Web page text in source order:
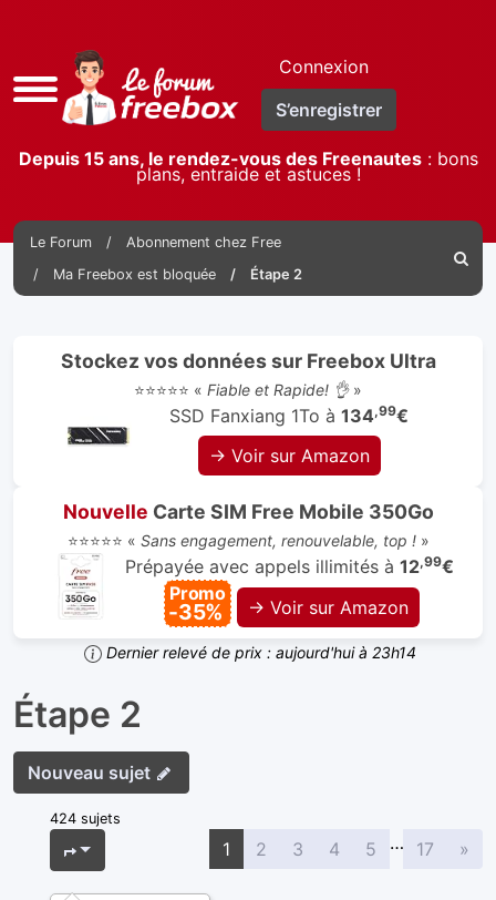
Accès
rapide
Connexion
S’enregistrer
Depuis 15 ans, le rendez-vous des Freenautes: bons
plans, entraide et astuces !
Le Forum
Abonnement chez Free
Ma Freebox est bloquée
Étape 2
Stockez vos données sur Freebox Ultra
⭐⭐⭐⭐⭐ « Fiable et Rapide! 👌»
SSD Fanxiang 1To à 134,99€
→ Voir sur Amazon
Nouvelle Carte SIM Free Mobile 350Go
⭐⭐⭐⭐⭐ « Sans engagement, renouvelable, top !»
Prépayée avec appels illimités à 12,99€
Promo
-35% → Voir sur Amazon
Dernier relevé de prix : aujourd'hui à 23h14
Étape 2
Nouveau sujet
424 sujets
Page 1 2 3 4 5 … 17 »